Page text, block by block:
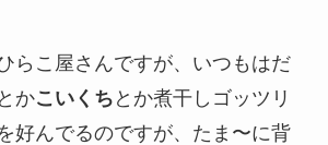
らこ屋さんですが、いつもはだ
とかこいくち とか煮干しゴッツリ
好んでるのですが、たま〜に背